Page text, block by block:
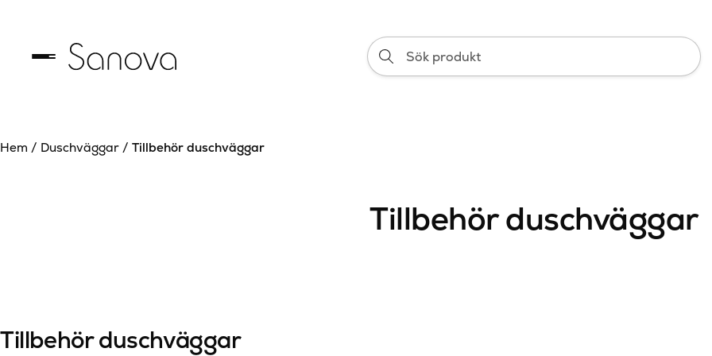
Sök
produkt
Hem / Duschväggar / Tillbehör duschväggar
Tillbehör duschväggar
Tillbehör duschväggar